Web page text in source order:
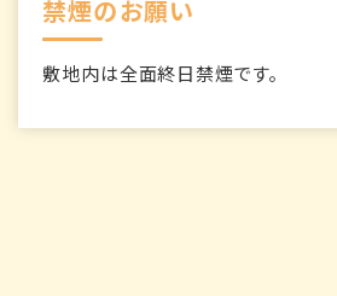
禁煙のお願い
敷地内は全面終日禁煙です。